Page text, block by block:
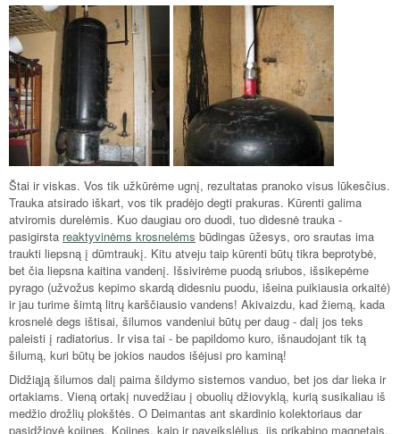
Štai ir viskas. Vos tik užkūrėme ugnį, rezultatas pranoko visus lūkesčius.
Trauka atsirado iškart, vos tik pradėjo degti prakuras. Kūrenti galima
atviromis durelėmis. Kuo daugiau oro duodi, tuo didesnė trauka -
pasigirsta reaktyvinėms krosnelėms būdingas ūžesys, oro srautas ima
traukti liepsną į dūmtraukį. Kitu atveju taip kūrenti būtų tikra beprotybė,
bet čia liepsna kaitina vandenį. Išsivirėme puodą sriubos, išsikepėme
pyrago (užvožus kepimo skardą didesniu puodu, išeina puikiausia orkaitė)
ir jau turime šimtą litrų karščiausio vandens! Akivaizdu, kad žiemą, kada
krosnelė degs ištisai, šilumos vandeniui būtų per daug - dalį jos teks
paleisti į radiatorius. Ir visa tai - be papildomo kuro, išnaudojant tik tą
šilumą, kuri būtų be jokios naudos išėjusi pro kaminą!
Didžiąją šilumos dalį paima šildymo sistemos vanduo, bet jos dar lieka ir
ortakiams. Vieną ortakį nuvedžiau į obuolių džiovyklą, kurią susikaliau iš
medžio drožlių plokštės. O Deimantas ant skardinio kolektoriaus dar
pasidžiovė kojines. Kojines, kaip ir paveikslėlius, jis prikabino magnetais.